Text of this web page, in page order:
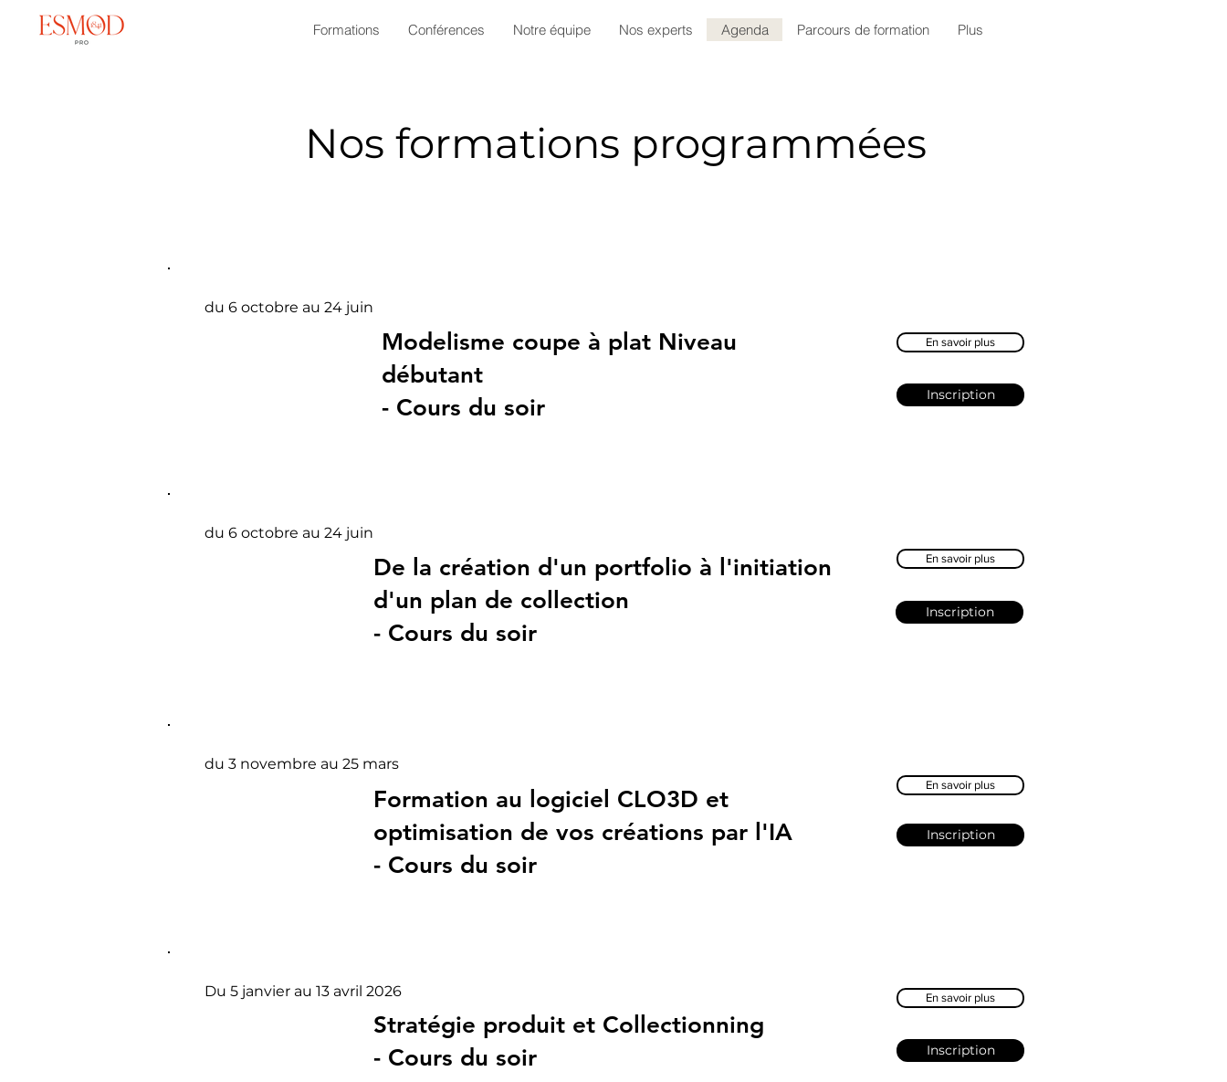
Formations Conférences Notre équipe Nos experts Agenda Parcours de formation Plus
Nos formations programmées
du 6 octobre au 24 juin
Modelisme coupe à plat Niveau
débutant
- Cours du soir
En savoir plus
Inscription
du 6 octobre au 24 juin
De la création d'un portfolio à l'initiation
d'un plan de collection
- Cours du soir
En savoir plus
Inscription
du 3 novembre au 25 mars
Formation au logiciel CLO3D et
optimisation de vos créations par l'IA
- Cours du soir
En savoir plus
Inscription
Du 5 janvier au 13 avril 2026
Stratégie produit et Collectionning
- Cours du soir
En savoir plus
Inscription